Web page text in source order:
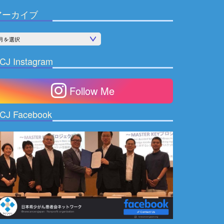
ーカイブ
Instagram
Follow Me
Facebook